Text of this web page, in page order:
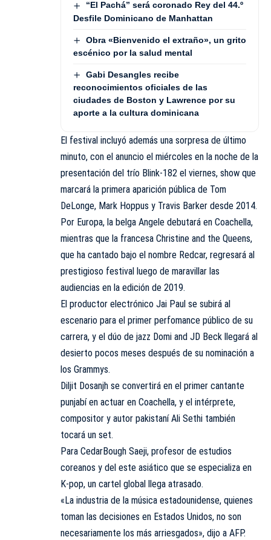
“El Pachá” será coronado Rey del 44.º
Desfile Dominicano de Manhattan
Obra «Bienvenido el extraño», un grito
escénico por la salud mental
Gabi Desangles recibe
reconocimientos oficiales de las
ciudades de Boston y Lawrence por su
aporte a la cultura dominicana
El festival incluyó además una sorpresa de último
minuto, con el anuncio el miércoles en la noche de la
presentación del trío Blink-182 el viernes, show que
marcará la primera aparición pública de Tom
DeLonge, Mark Hoppus y Travis Barker desde 2014.
Por Europa, la belga Angele debutará en Coachella,
mientras que la francesa Christine and the Queens,
que ha cantado bajo el nombre Redcar, regresará al
prestigioso festival luego de maravillar las
audiencias en la edición de 2019.
El productor electrónico Jai Paul se subirá al
escenario para el primer perfomance público de su
carrera, y el dúo de jazz Domi and JD Beck llegará al
desierto pocos meses después de su nominación a
los Grammys.
Diljit Dosanjh se convertirá en el primer cantante
punjabí en actuar en Coachella, y el intérprete,
compositor y autor pakistaní Ali Sethi también
tocará un set.
Para CedarBough Saeji, profesor de estudios
coreanos y del este asiático que se especializa en
K-pop, un cartel global llega atrasado.
«La industria de la música estadounidense, quienes
toman las decisiones en Estados Unidos, no son
necesariamente los más arriesgados», dijo a AFP.